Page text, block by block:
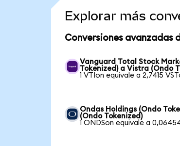
Explorar más
Conversiones avanzadas
Vanguard Total Stock
Tokenized) a Vistra (Ondo
1 VTIon equivale a 2,7415
Ondas Holdings (Ondo
(Ondo Tokenized)
1 ONDSon equivale a